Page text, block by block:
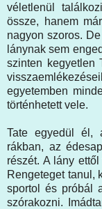
véletlenül
össze, hanem
nagyon szoros.
lánynak sem
szinten kegyetlen
egyetemben
történhetett vele.
Tate egyedül él,
rákban, az
részét. A lány
Rengeteget tanul,
sportol és próbál
szórakozni.